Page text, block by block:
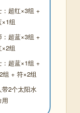
：超红×3组 +
×1组
：超蓝×3组 +
×2组
：超蓝×1组 +
组 + 符×2组
带2个太阳水
用